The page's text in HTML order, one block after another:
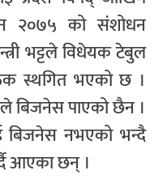
२०७५ को संशोधन
भट्टले विधेयक टेबुल
स्थगित भएको छ ।
बिजनेस पाएको छैन ।
बिजनेस नभएको भन्दै
आएका छन् ।